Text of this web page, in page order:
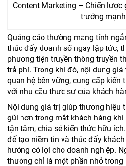
Content Marketing – Chiến lược
trưởng
Quảng cáo thường mang tính
thúc đẩy doanh số ngay lập tức,
phương tiện truyền thông truyền
trả phí. Trong khi đó, nội dung
quan hệ bền vững, cung cấp kiến
với nhu cầu thực sự của khách
Nội dung giá trị giúp thương hiệu
gũi hơn trong mắt khách hàng
tận tâm, chia sẻ kiến thức hữu
để tạo niềm tin và thúc đẩy
hướng có lợi cho doanh nghiệp.
thường chỉ là một phần nhỏ trong